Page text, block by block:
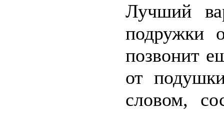
Лучший
подружки
позвонит
от
словом,